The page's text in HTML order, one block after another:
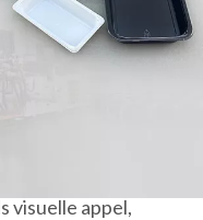
attraktive, klare
der er specielt
visuelle appel,